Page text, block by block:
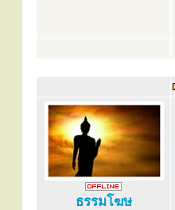
ธรรมโฆษ